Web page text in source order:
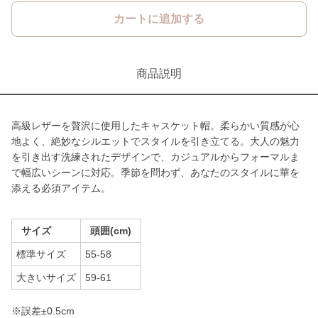
カートに追加する
商品説明
高級レザーを贅沢に使用したキャスケット帽。柔らかい質感が心
地よく、絶妙なシルエットでスタイルを引き立てる。大人の魅力
を引き出す洗練されたデザインで、カジュアルからフォーマルま
で幅広いシーンに対応。季節を問わず、あなたのスタイルに華を
添える必須アイテム。
サイズ 頭囲(cm)
標準サイズ 55-58
大きいサイズ 59-61
※誤差±0.5cm